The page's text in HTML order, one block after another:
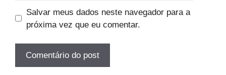
Salvar meus dados neste navegador para a
próxima vez que eu comentar.